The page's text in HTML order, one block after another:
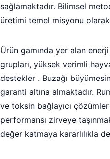
sağlamaktadır. Bilimsel
üretimi temel misyonu
Ürün gamında yer alan
grupları, yüksek verimli
destekler . Buzağı
garanti altına almaktadır.
ve toksin bağlayıcı
performansı zirveye
değer katmaya kararlılıkla